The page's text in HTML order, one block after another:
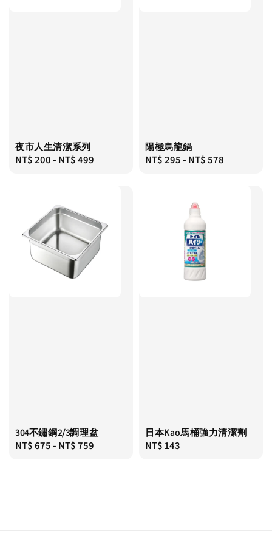
夜市人生清潔系列
Regular
NT$ 200- NT$ 499
陽極烏龍鍋
Regular
NT$ 295- NT$ 578
304不鏽鋼2/3調理盆
Regular
NT$ 675- NT$ 759
日本Kao馬桶強力清潔劑
Regular
NT$ 143